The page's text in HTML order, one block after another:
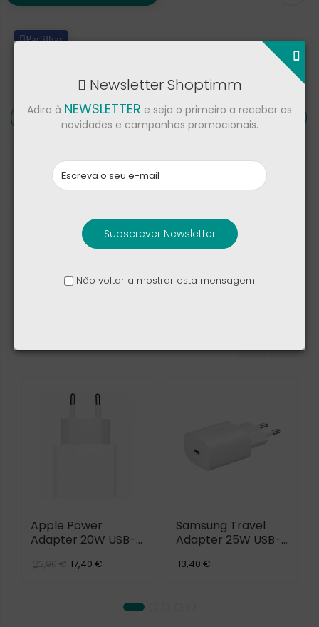
Partilhar
Descrição
Críticas
Apple Power Adapter 96W Type-C
Apple Power
Adapter 20W USB-
22,90 € 17,40 €
Samsung Travel
Adapter 25W USB-
13,40 €
Newsletter Shoptimm
Adira à NEWSLETTER e seja o primeiro a receber as
novidades e campanhas promocionais.
Subscrever Newsletter
Não voltar a mostrar esta mensagem